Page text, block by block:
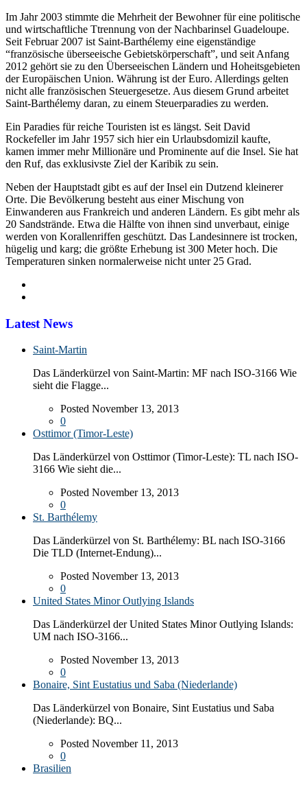
Im Jahr 2003 stimmte die Mehrheit der Bewohner für eine politische
und wirtschaftliche Ttrennung von der Nachbarinsel Guadeloupe.
Seit Februar 2007 ist Saint-Barthélemy eine eigenständige
“französische überseeische Gebietskörperschaft”, und seit Anfang
2012 gehört sie zu den Überseeischen Ländern und Hoheitsgebieten
der Europäischen Union. Währung ist der Euro. Allerdings gelten
nicht alle französischen Steuergesetze. Aus diesem Grund arbeitet
Saint-Barthélemy daran, zu einem Steuerparadies zu werden.
Ein Paradies für reiche Touristen ist es längst. Seit David
Rockefeller im Jahr 1957 sich hier ein Urlaubsdomizil kaufte,
kamen immer mehr Millionäre und Prominente auf die Insel. Sie hat
den Ruf, das exklusivste Ziel der Karibik zu sein.
Neben der Hauptstadt gibt es auf der Insel ein Dutzend kleinerer
Orte. Die Bevölkerung besteht aus einer Mischung von
Einwanderen aus Frankreich und anderen Ländern. Es gibt mehr als
20 Sandstrände. Etwa die Hälfte von ihnen sind unverbaut, einige
werden von Korallenriffen geschützt. Das Landesinnere ist trocken,
hügelig und karg; die größte Erhebung ist 300 Meter hoch. Die
Temperaturen sinken normalerweise nicht unter 25 Grad.
Latest News
Saint-Martin
Das Länderkürzel von Saint-Martin: MF nach ISO-3166 Wie
sieht die Flagge...
Posted November 13, 2013
0
Osttimor (Timor-Leste)
Das Länderkürzel von Osttimor (Timor-Leste): TL nach ISO-
3166 Wie sieht die...
Posted November 13, 2013
0
St. Barthélemy
Das Länderkürzel von St. Barthélemy: BL nach ISO-3166
Die TLD (Internet-Endung)...
Posted November 13, 2013
0
United States Minor Outlying Islands
Das Länderkürzel der United States Minor Outlying Islands:
UM nach ISO-3166...
Posted November 13, 2013
0
Bonaire, Sint Eustatius und Saba (Niederlande)
Das Länderkürzel von Bonaire, Sint Eustatius und Saba
(Niederlande): BQ...
Posted November 11, 2013
0
Brasilien